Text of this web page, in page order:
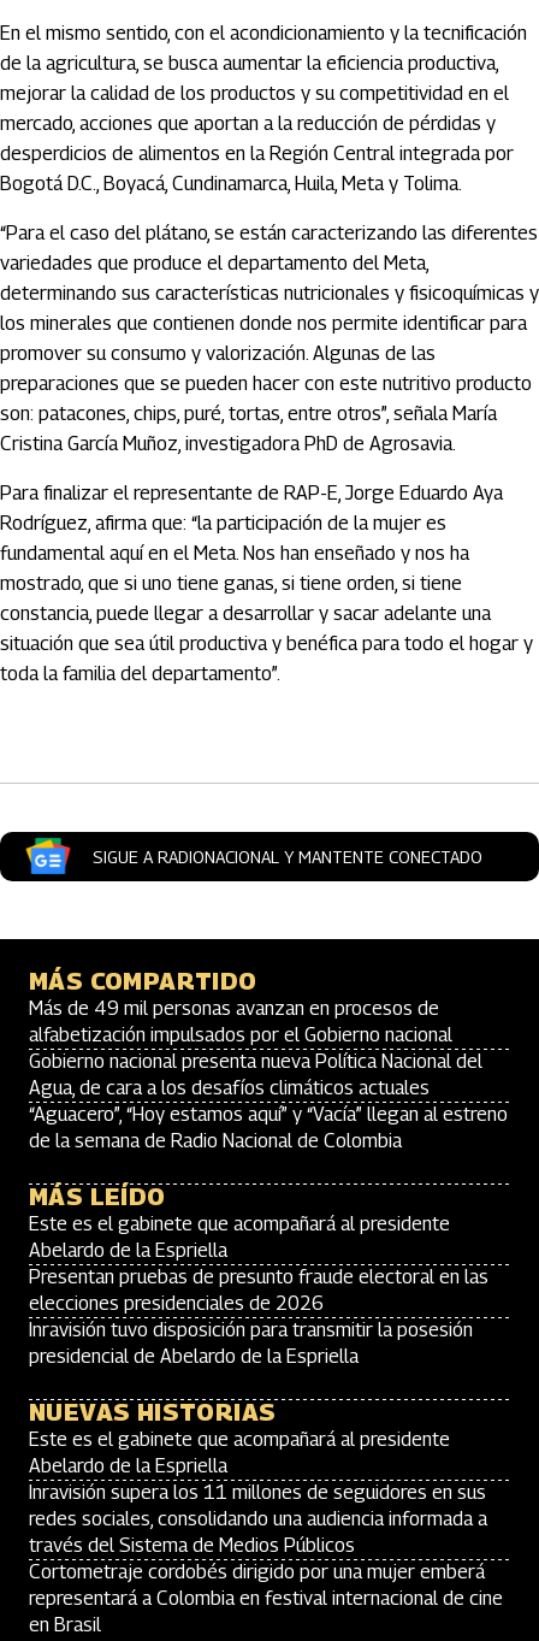
En el mismo sentido, con el acondicionamiento y la tecnificación
de la agricultura, se busca aumentar la eficiencia productiva,
mejorar la calidad de los productos y su competitividad en el
mercado, acciones que aportan a la reducción de pérdidas y
desperdicios de alimentos en la Región Central integrada por
Bogotá D.C., Boyacá, Cundinamarca, Huila, Meta y Tolima.
“Para el caso del plátano, se están caracterizando las diferentes
variedades que produce el departamento del Meta,
determinando sus características nutricionales y fisicoquímicas y
los minerales que contienen donde nos permite identificar para
promover su consumo y valorización. Algunas de las
preparaciones que se pueden hacer con este nutritivo producto
son: patacones, chips, puré, tortas, entre otros”, señala María
Cristina García Muñoz, investigadora PhD de Agrosavia.
Para finalizar el representante de RAP-E, Jorge Eduardo Aya
Rodríguez, afirma que: “la participación de la mujer es
fundamental aquí en el Meta. Nos han enseñado y nos ha
mostrado, que si uno tiene ganas, si tiene orden, si tiene
constancia, puede llegar a desarrollar y sacar adelante una
situación que sea útil productiva y benéfica para todo el hogar y
toda la familia del departamento”.
SIGUE A RADIONACIONAL Y MANTENTE CONECTADO
MÁS COMPARTIDO
Más de 49 mil personas avanzan en procesos de
alfabetización impulsados por el Gobierno nacional
Gobierno nacional presenta nueva Política Nacional del
Agua, de cara a los desafíos climáticos actuales
“Aguacero”, “Hoy estamos aquí” y “Vacía” llegan al estreno
de la semana de Radio Nacional de Colombia
MÁS LEÍDO
Este es el gabinete que acompañará al presidente
Abelardo de la Espriella
Presentan pruebas de presunto fraude electoral en las
elecciones presidenciales de 2026
Inravisión tuvo disposición para transmitir la posesión
presidencial de Abelardo de la Espriella
NUEVAS HISTORIAS
Este es el gabinete que acompañará al presidente
Abelardo de la Espriella
Inravisión supera los 11 millones de seguidores en sus
redes sociales, consolidando una audiencia informada a
través del Sistema de Medios Públicos
Cortometraje cordobés dirigido por una mujer emberá
representará a Colombia en festival internacional de cine
en Brasil